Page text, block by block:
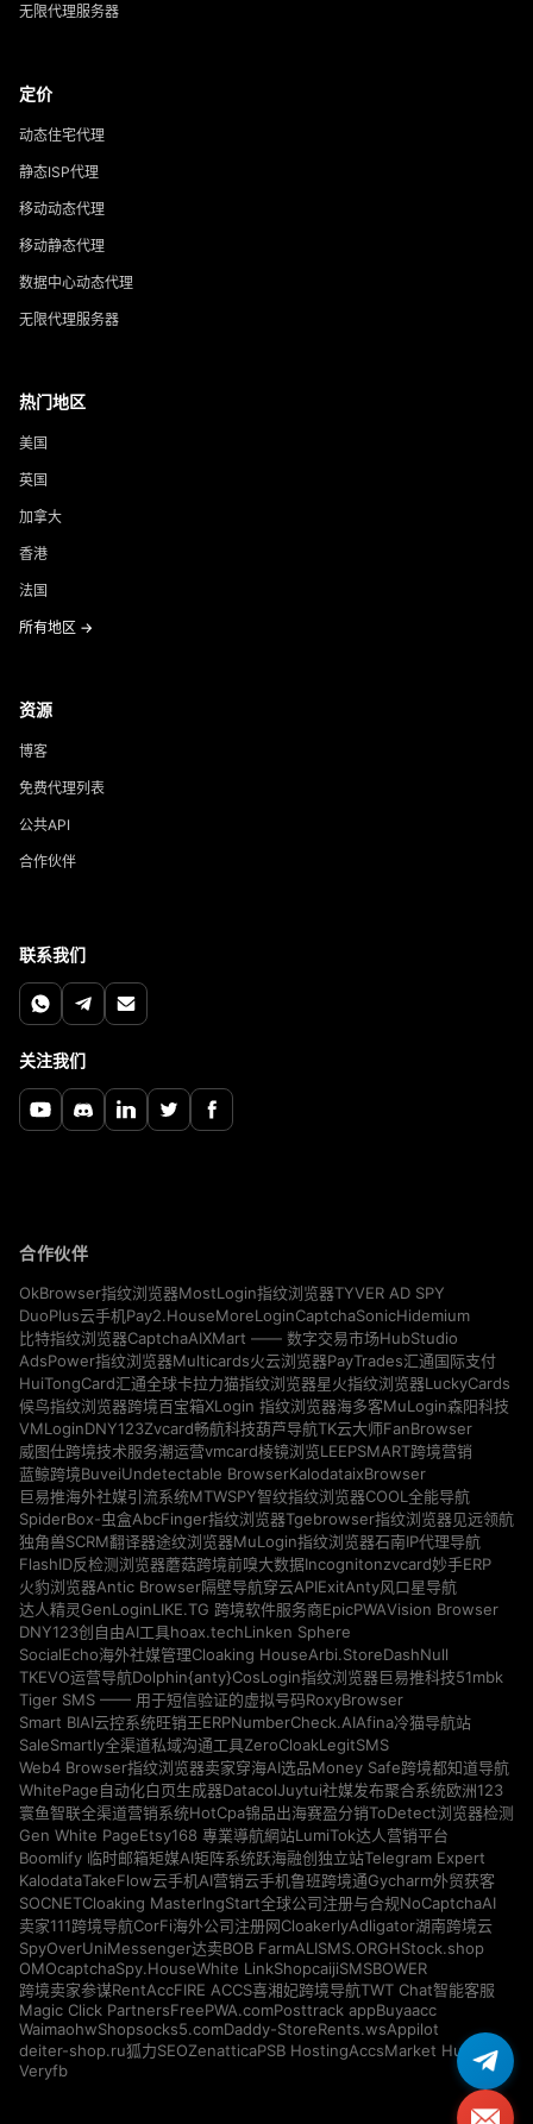
无限代理服务器
定价
动态住宅代理
静态ISP代理
移动动态代理
移动静态代理
数据中心动态代理
无限代理服务器
热门地区
美国
英国
加拿大
香港
法国
所有地区 →
资源
博客
免费代理列表
公共API
合作伙伴
联系我们
关注我们
合作伙伴
OkBrowser指纹浏览器MostLogin指纹浏览器TYVER AD SPY
DuoPlus云手机Pay2.HouseMoreLoginCaptchaSonicHidemium
比特指纹浏览器CaptchaAIXMart —— 数字交易市场HubStudio
AdsPower指纹浏览器Multicards火云浏览器PayTrades汇通国际支付
HuiTongCard汇通全球卡拉力猫指纹浏览器星火指纹浏览器LuckyCards
候鸟指纹浏览器跨境百宝箱XLogin 指纹浏览器海多客MuLogin森阳科技
VMLoginDNY123Zvcard畅航科技葫芦导航TK云大师FanBrowser
威图仕跨境技术服务潮运营vmcard棱镜浏览LEEPSMART跨境营销
蓝鲸跨境BuveiUndetectable BrowserKalodataixBrowser
巨易推海外社媒引流系统MTWSPY智纹指纹浏览器COOL全能导航
SpiderBox-虫盒AbcFinger指纹浏览器Tgebrowser指纹浏览器见远领航
独角兽SCRM翻译器途纹浏览器MuLogin指纹浏览器石南IP代理导航
FlashID反检测浏览器蘑菇跨境前嗅大数据Incognitonzvcard妙手ERP
火豹浏览器Antic Browser隔壁导航穿云APIExitAnty风口星导航
达人精灵GenLoginLIKE.TG 跨境软件服务商EpicPWAVision Browser
DNY123创自由AI工具hoax.techLinken Sphere
SocialEcho海外社媒管理Cloaking HouseArbi.StoreDashNull
TKEVO运营导航Dolphin{anty}CosLogin指纹浏览器巨易推科技51mbk
Tiger SMS —— 用于短信验证的虚拟号码RoxyBrowser
Smart BIAI云控系统旺销王ERPNumberCheck.AIAfina冷猫导航站
SaleSmartly全渠道私域沟通工具ZeroCloakLegitSMS
Web4 Browser指纹浏览器卖家穿海AI选品Money Safe跨境都知道导航
WhitePage自动化白页生成器DatacolJuytui社媒发布聚合系统欧洲123
寰鱼智联全渠道营销系统HotCpa锦品出海赛盈分销ToDetect浏览器检测
Gen White PageEtsy168 專業導航網站LumiTok达人营销平台
Boomlify 临时邮箱矩媒AI矩阵系统跃海融创独立站Telegram Expert
KalodataTakeFlow云手机AI营销云手机鲁班跨境通Gycharm外贸获客
SOCNETCloaking MasterIngStart全球公司注册与合规NoCaptchaAI
卖家111跨境导航CorFi海外公司注册网CloakerlyAdligator湖南跨境云
SpyOverUniMessenger达卖BOB FarmALISMS.ORGHStock.shop
OMOcaptchaSpy.HouseWhite LinkShopcaijiSMSBOWER
跨境卖家参谋RentAccFIRE ACCS喜湘妃跨境导航TWT Chat智能客服
Magic Click PartnersFreePWA.comPosttrack appBuyaacc
WaimaohwShopsocks5.comDaddy-StoreRents.wsAppilot
deiter-shop.ru狐力SEOZenatticaPSB HostingAccsMarket Hub
Veryfb